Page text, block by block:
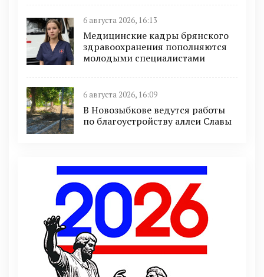
6 августа 2026, 16:13
Медицинские кадры брянского
здравоохранения пополняются
молодыми специалистами
6 августа 2026, 16:09
В Новозыбкове ведутся работы
по благоустройству аллеи Славы